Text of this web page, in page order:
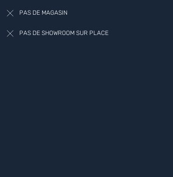
PAS DE MAGASIN
PAS DE SHOWROOM SUR PLACE